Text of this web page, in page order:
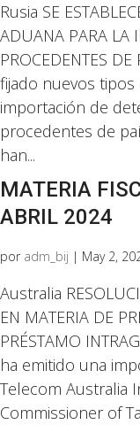
Rusia SE
ADUANA PARA LA
PROCEDENTES
fijado nuevos
importación de
procedentes de
han...
MATERIA
ABRIL 2024
por adm_bij | May 2,
Australia
EN MATERIA DE
PRÉSTAMO
ha emitido una
Telecom Australia
Commissioner of